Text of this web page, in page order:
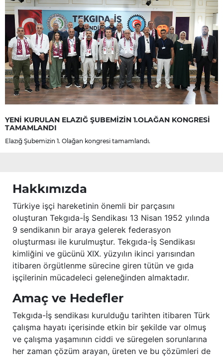
YENİ KURULAN ELAZIĞ ŞUBEMİZİN 1.OLAĞAN KONGRESİ
TAMAMLANDI
Elazığ Şubemizin 1. Olağan kongresi tamamlandı.
Hakkımızda
Türkiye işçi hareketinin önemli bir parçasını
oluşturan Tekgıda-İş Sendikası 13 Nisan 1952 yılında
9 sendikanın bir araya gelerek federasyon
oluşturması ile kurulmuştur. Tekgıda-İş Sendikası
kimliğini ve gücünü XIX. yüzyılın ikinci yarısından
itibaren örgütlenme sürecine giren tütün ve gıda
işçilerinin mücadeleci geleneğinden almaktadır.
Amaç ve Hedefler
Tekgıda-İş sendikası kurulduğu tarihten itibaren Türk
çalışma hayatı içerisinde etkin bir şekilde var olmuş
ve çalışma yaşamının ciddi ve süregelen sorunlarına
her zaman çözüm arayan, üreten ve bu çözümleri de